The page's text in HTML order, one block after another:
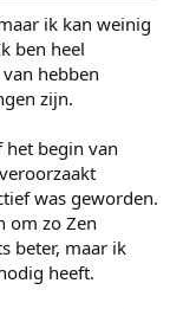
ik kan weinig
ben heel
hebben
zijn.
begin van
was geworden.
om zo Zen
beter, maar ik
heeft.